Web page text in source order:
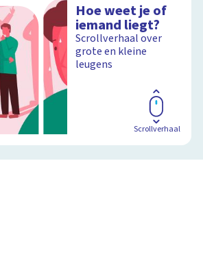
Hoe weet je of
iemand liegt?
Scrollverhaal over
grote en kleine
leugens
Scrollverhaal